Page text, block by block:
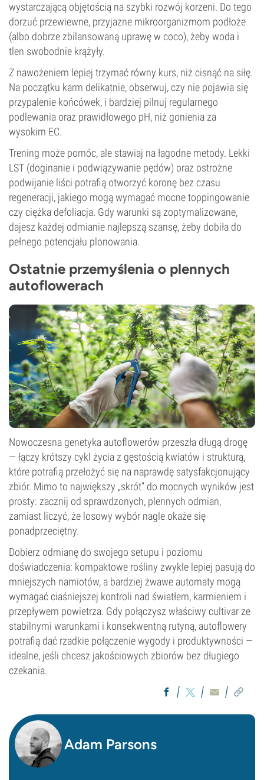
wystarczającą objętością na szybki rozwój korzeni. Do tego
dorzuć przewiewne, przyjazne mikroorganizmom podłoże
(albo dobrze zbilansowaną uprawę w coco), żeby woda i
tlen swobodnie krążyły.
Z nawożeniem lepiej trzymać równy kurs, niż cisnąć na siłę.
Na początku karm delikatnie, obserwuj, czy nie pojawia się
przypalenie końcówek, i bardziej pilnuj regularnego
podlewania oraz prawidłowego pH, niż gonienia za
wysokim EC.
Trening może pomóc, ale stawiaj na łagodne metody. Lekki
LST (doginanie i podwiązywanie pędów) oraz ostrożne
podwijanie liści potrafią otworzyć koronę bez czasu
regeneracji, jakiego mogą wymagać mocne toppingowanie
czy ciężka defoliacja. Gdy warunki są zoptymalizowane,
dajesz każdej odmianie najlepszą szansę, żeby dobiła do
pełnego potencjału plonowania.
Ostatnie przemyślenia o plennych
autoflowerach
Nowoczesna genetyka autoflowerów przeszła długą drogę
— łączy krótszy cykl życia z gęstością kwiatów i strukturą,
które potrafią przełożyć się na naprawdę satysfakcjonujący
zbiór. Mimo to największy „skrót” do mocnych wyników jest
prosty: zacznij od sprawdzonych, plennych odmian,
zamiast liczyć, że losowy wybór nagle okaże się
ponadprzeciętny.
Dobierz odmianę do swojego setupu i poziomu
doświadczenia: kompaktowe rośliny zwykle lepiej pasują do
mniejszych namiotów, a bardziej żwawe automaty mogą
wymagać ciaśniejszej kontroli nad światłem, karmieniem i
przepływem powietrza. Gdy połączysz właściwy cultivar ze
stabilnymi warunkami i konsekwentną rutyną, autoflowery
potrafią dać rzadkie połączenie wygody i produktywności —
idealne, jeśli chcesz jakościowych zbiorów bez długiego
czekania.
Adam Parsons